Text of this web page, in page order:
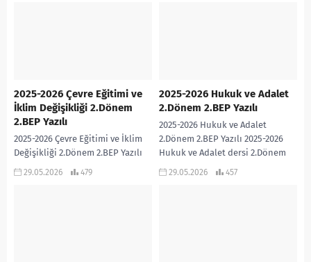
2025-2026 Çevre Eğitimi ve
İklim Değişikliği 2.Dönem
2.BEP Yazılı
2025-2026 Çevre Eğitimi ve İklim
Değişikliği 2.Dönem 2.BEP Yazılı
2025-2026 Çevre Eğitimi ve İklim
29.05.2026 479
2025-2026 Hukuk ve Adalet
2.Dönem 2.BEP Yazılı
2025-2026 Hukuk ve Adalet
2.Dönem 2.BEP Yazılı 2025-2026
Hukuk ve Adalet dersi 2.Dönem
2.BEP Yazılı sınavıdır. Cevap
29.05.2026 457